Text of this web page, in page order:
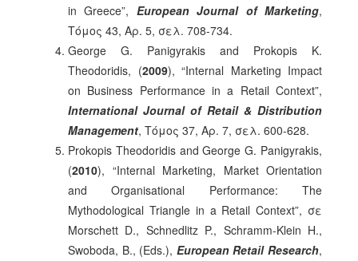
in Greece”, European Journal of Marketing,
Τόμος 43, Αρ. 5, σελ. 708-734.
George G. Panigyrakis and Prokopis K.
Theodoridis, (2009), “Internal Marketing Impact
on Business Performance in a Retail Context”,
International Journal of Retail & Distribution
Management, Τόμος 37, Αρ. 7, σελ. 600-628.
Prokopis Theodoridis and George G. Panigyrakis,
(2010), “Internal Marketing, Market Orientation
and Organisational Performance: The
Mythodological Triangle in a Retail Context”, σε
Morschett D., Schnedlitz P., Schramm-Klein H.,
Swoboda, B., (Eds.), European Retail Research,